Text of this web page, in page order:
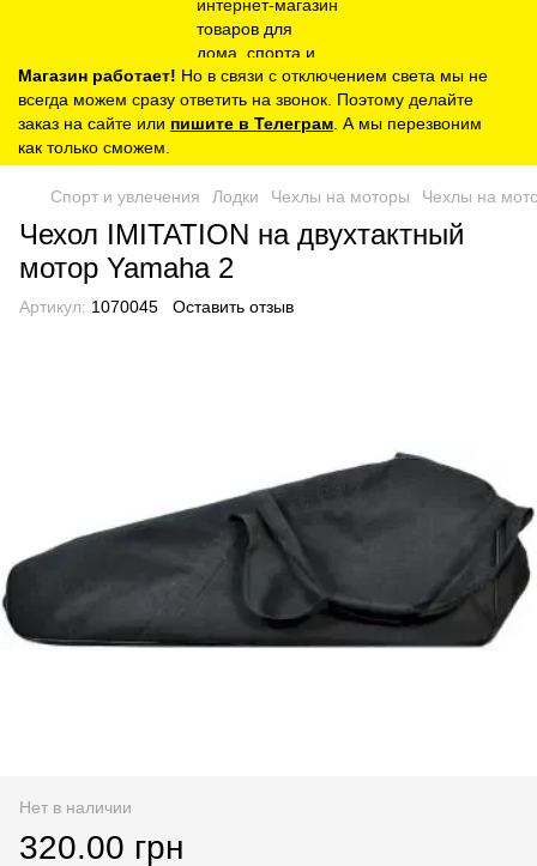
Магазин работает! Но в связи с отключением света мы не
всегда можем сразу ответить на звонок. Поэтому делайте
заказ на сайте или пишите в Телеграм . А мы перезвоним
как только сможем.
Спорт и увлечения Лодки Чехлы на моторы Чехлы на
Чехол IMITATION на двухтактный
мотор Yamaha 2
Артикул: 1070045 Оставить отзыв
Нет в наличии
320.00 грн